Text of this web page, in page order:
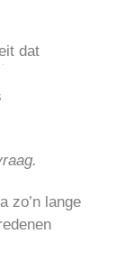
dat
zo’n lange